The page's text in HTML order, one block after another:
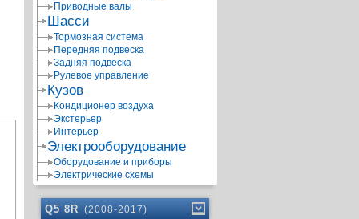
Приводные валы
Шасси
Тормозная система
Передняя подвеска
Задняя подвеска
Рулевое управление
Кузов
Кондиционер воздуха
Экстерьер
Интерьер
Электрооборудование
Оборудование и приборы
Электрические схемы
Q5 8R (2008-2017)